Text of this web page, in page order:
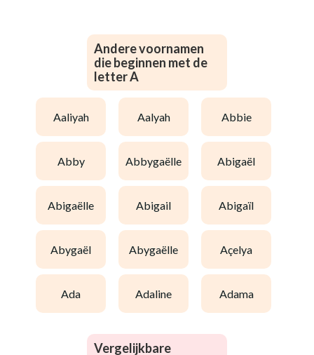
Andere voornamen
die beginnen met de
letter A
aaliyah aalyah abbie
abby abbygaëlle abigaël
abigaëlle abigail abigaïl
abygaël abygaëlle açelya
ada adaline adama
Vergelijkbare